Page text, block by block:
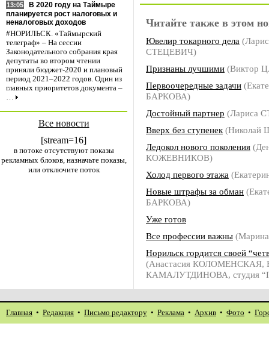
13:05
В 2020 году на Таймыре
планируется рост налоговых и
неналоговых доходов
#НОРИЛЬСК. «Таймырский
телеграф» – На сессии
Законодательного собрания края
депутаты во втором чтении
приняли бюджет-2020 и плановый
период 2021–2022 годов. Один из
главных приоритетов документа –
…
Все новости
[stream=16]
в потоке отсутствуют показы
рекламных блоков, назначьте показы,
или отключите поток
Читайте также в этом
Ювелир токарного дела
СТЕЦЕВИЧ)
Признаны лучшими (Виктор
Первоочередные задачи
БАРКОВА)
Достойный партнер (Лариса
Вверх без ступенек
Ледокол нового поколения
КОЖЕВНИКОВ)
Холод первого этажа
Новые штрафы за обман
БАРКОВА)
Уже готов
Все профессии важны
Норильск гордится своей
(Анастасия КОЛОМЕНСКАЯ,
КАМАЛУТДИНОВА, студия
Главная • Редакция • Письмо редактору • Реклама • Архив • Фото •